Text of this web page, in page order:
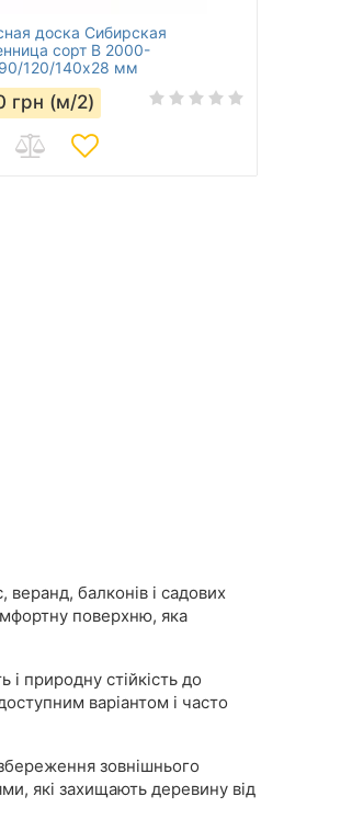
доска Сибирская
сорт В 2000-
120/140х28 мм
грн (м/2)
балконів і садових
поверхню, яка
природну стійкість до
варіантом і часто
зовнішнього
які захищають деревину від